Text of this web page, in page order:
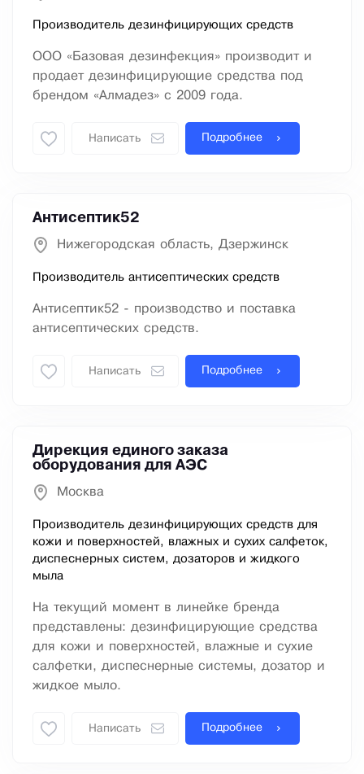
Производитель дезинфицирующих средств
ООО «Базовая дезинфекция» производит и
продает дезинфицирующие средства под
брендом «Алмадез» с 2009 года.
Написать Подробнее
Антисептик52
Нижегородская область, Дзержинск
Производитель антисептических средств
Антисептик52 - производство и поставка
антисептических средств.
Написать Подробнее
Дирекция единого заказа
оборудования для АЭС
Москва
Производитель дезинфицирующих средств для
кожи и поверхностей, влажных и сухих салфеток,
диспеснерных систем, дозаторов и жидкого
мыла
На текущий момент в линейке бренда
представлены: дезинфицирующие средства
для кожи и поверхностей, влажные и сухие
салфетки, диспеснерные системы, дозатор и
жидкое мыло.
Написать Подробнее